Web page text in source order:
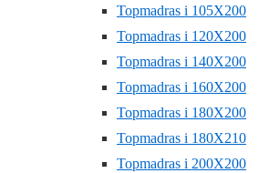
Topmadras i 105X200
Topmadras i 120X200
Topmadras i 140X200
Topmadras i 160X200
Topmadras i 180X200
Topmadras i 180X210
Topmadras i 200X200